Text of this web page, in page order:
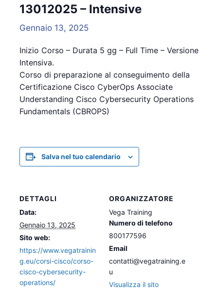
13012025 – Intensive
Gennaio 13, 2025
Inizio Corso – Durata 5 gg – Full Time – Versione
Intensiva.
Corso di preparazione al conseguimento della
Certificazione Cisco CyberOps Associate
Understanding Cisco Cybersecurity Operations
Fundamentals (CBROPS)
Salva nel tuo calendario
DETTAGLI
Data:
Gennaio 13, 2025
Sito web:
https://www.vegatrainin
g.eu/corsi-cisco/corso-
cisco-cybersecurity-
operations/
ORGANIZZATORE
Vega Training
Numero di telefono
800177596
Email
contatti@vegatraining.e
u
Visualizza il sito